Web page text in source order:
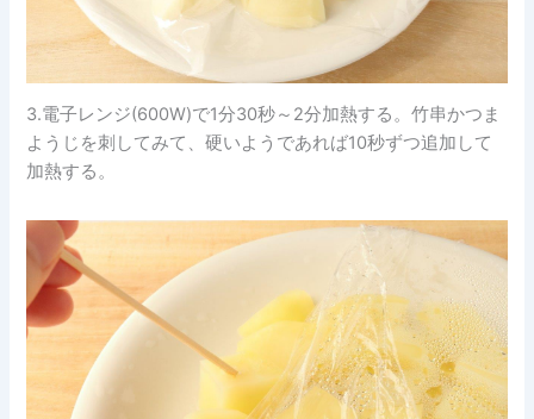
3.電子レンジ(600W)で1分30秒～2分加熱する。竹串かつま
ようじを刺してみて、硬いようであれば10秒ずつ追加して
加熱する。